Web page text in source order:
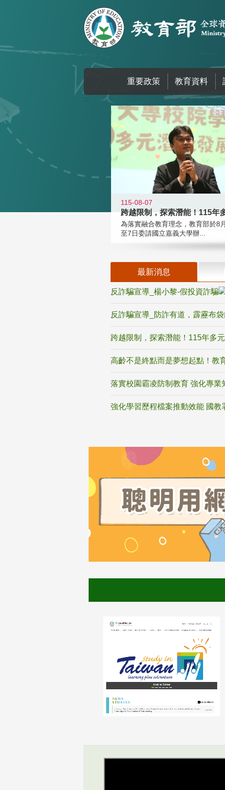
重要政策 教育資料
:::
115-08-07
為落實融合教育理念，教育部於8
至7日委請國立嘉義大學辦...
最新消息
反詐騙宣導_楊小黎-假投資詐騙
反詐騙宣導_防詐有道，霹靂布
跨越限制，探索潛能！115年多
高齡不是終點而是夢想起點！教
落實校園霸凌防制教育 強化專業
強化學習歷程檔案推動效能 國